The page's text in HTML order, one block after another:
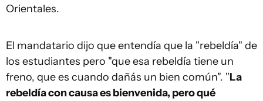
Orientales.
El mandatario dijo que entendía que la "rebeldía" de
los estudiantes pero "que esa rebeldía tiene un
freno, que es cuando dañás un bien común". "La
rebeldía con causa es bienvenida, pero qué